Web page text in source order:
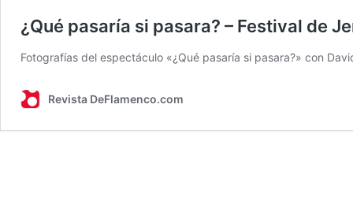
¿Qué pasaría si pasara? – Festival de
Fotografías del espectáculo «¿Qué pasaría si pasara?» con
Revista DeFlamenco.com